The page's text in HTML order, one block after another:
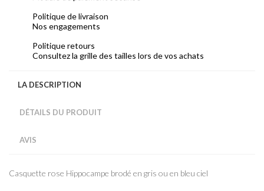
Politique de livraison
Nos engagements
Politique retours
Consultez la grille des tailles lors de vos achats
LA DESCRIPTION
DÉTAILS DU PRODUIT
AVIS
Casquette rose Hippocampe brodé en gris ou en bleu ciel